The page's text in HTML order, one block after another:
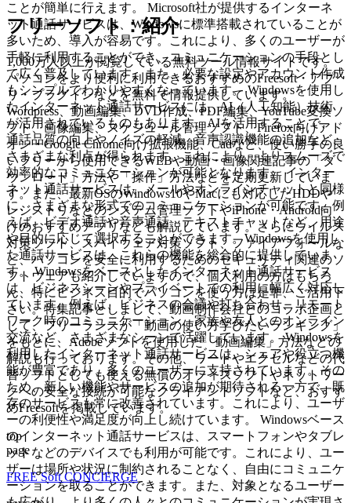
ことが簡単に行えます。 Microsoft社が提供するインターネ
ット通話サービスは、Windowsに標準搭載されていることが
多いため、導入が容易です。これにより、多くのユーザーが
手軽に利用することができ、コミュニケーションの手段とし
て広く普及しています。また、必要な設定やアカウント作成
もシンプルでわかりやすくなっています。 Windowsを使用し
たインターネット通話サービスには、AI（人工知能）技術
が活用されているものもあります。AIを活用することで、
通話品質の向上やノイズの軽減、音声認識機能の追加など、
さまざまな利点が得られます。これにより、よりスムーズで
効率的なコミュニケーションが可能となります。 インター
ネット通話サービスは、メールやオンラインチャットと同様
に、さまざまな形式でのコミュニケーションが可能です。例
えば、ビデオ通話や音声通話、テキストチャットなど、用途
や目的に応じて選択することができます。Windowsを使用し
た通話サービスは、これらの機能を総合的に提供していま
す。 Windowsをベースとしたインターネット通話サービス
は、ビジネスシーンやプライベートでの利用に幅広く対応し
ています。例えば、ビジネスの会議や打ち合わせ、リモート
ワーク時のコミュニケーション、家族や友人とのオンライン
交流など、さまざまなシーンで活躍しています。 Windowsを
利用したインターネット通話サービスは、シェアや役立つ機
能が豊富であり、多くのユーザーに支持されています。その
ため、新しい機能やサービスの追加が期待される一方で、既
存のサービスも常に改善されています。これにより、ユーザ
ーの利便性や満足度が向上し続けています。 Windowsベース
のインターネット通話サービスは、スマートフォンやタブレ
ットなどのデバイスでも利用が可能です。これにより、ユー
ザーは場所や状況に制約されることなく、自由にコミュニケ
ーションを取ることができます。また、対象となるユーザー
フリーソフト：紹介
1,000万人以上が閲覧している無料ツール情報サイトです。
パソコンをより便利に利用できるおすすめのFreesoft・アプ
リ・プラグインなどを無料で情報提供しています。
Wordpress、動画編集、DVD作成、PDF編集、YouTube変換ソ
フト、画像編集、スケジュール管理ソフト、Firefox向けアド
オン・Google Chrome向け拡張機能、Cadなど、使い勝手の良
いフリーから使用できるWEBや動画・画像関連記事の「ダ
ウンロード」方法や「操作」方法などを定期更新していま
す。また、最新OSのWindows10やMacにも対応したHDDや
レジストリなどのシステム管理ソフトやiPhone・Android向
けのおすすめアプリなども解説しています。さらにウイルス
対策ソフト、スパイウェア対策ソフト、ファイアフォールな
ど、パソコンを安全に利用するためのセキュリティ関連のソ
フトウェアも紹介していますので、個人利用の方はもちろ
ん、特にビジネス目的でパソコンを使う方は是非、ご活用下
さい。特集記事としまして、動画制作会社とのコラボ企画と
して、フリーランスが「動画の使い方学びたいランキング」
をもとに、Adobeソフトを使用した「動画編集」方法などの
解説も行っております。その他、ワードやエクセルなどの代
替ソフトとしても使える無償のオフィスソフトやネットワー
クへの安全な接続が可能なクライアントソフトなど、おすす
めFreesoftを掲載しています。
top
page
FREE Soft CONCIERGE